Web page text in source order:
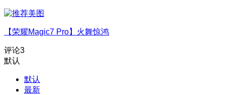
【荣耀Magic7 Pro】火舞惊鸿
评论3
默认
默认
最新